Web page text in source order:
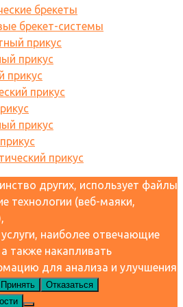
брекеты
брекет-системы
прикус
прикус
прикус
прикус
прикус
прикус
других, использует файлы
технологии (веб-маяки,
наиболее отвечающие
также накапливать
для анализа и улучшения
Принять
Отказаться